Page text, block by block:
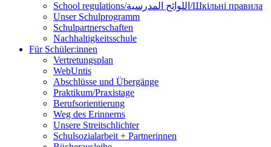
School regulations/اللوائح المدرسية/Шкільні правила
Unser Schulprogramm
Schulpartnerschaften
Nachhaltigkeitsschule
Für Schüler:innen
Vertretungsplan
WebUntis
Abschlüsse und Übergänge
Praktikum/Praxistage
Berufsorientierung
Weg des Erinnerns
Unsere Streitschlichter
Schulsozialarbeit + Partnerinnen